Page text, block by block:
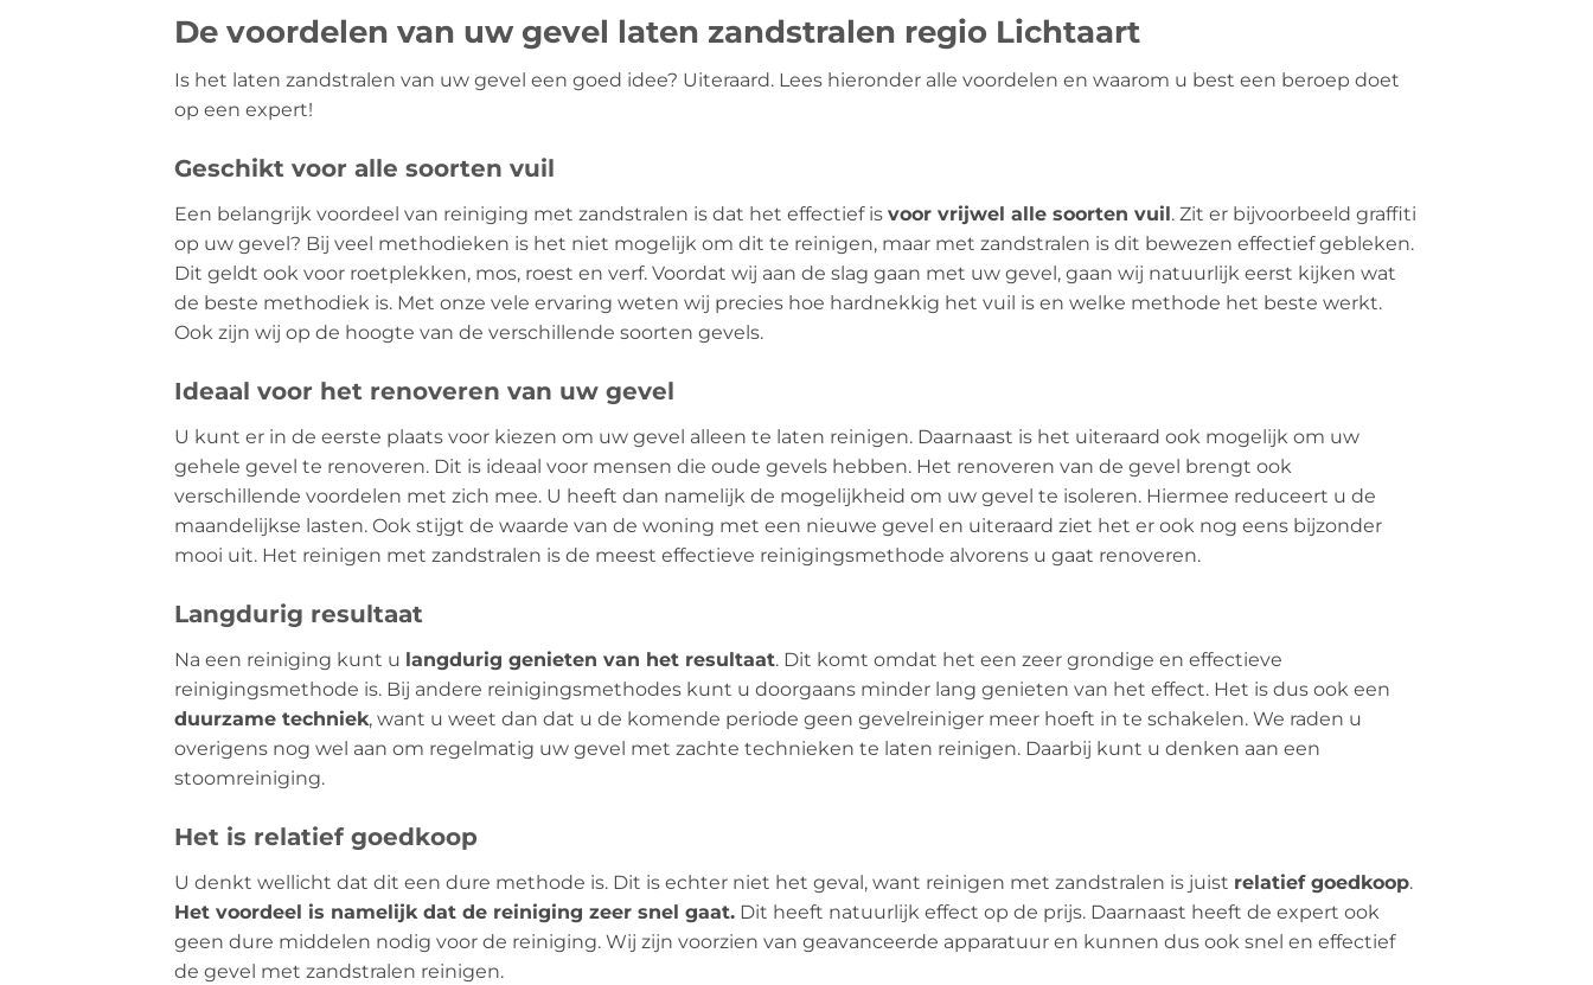
De voordelen van uw gevel laten zandstralen regio Lichtaart
Is het laten zandstralen van uw gevel een goed idee? Uiteraard. Lees hieronder alle voordelen en waarom u best een beroep doet
op een expert!
Geschikt voor alle soorten vuil
Een belangrijk voordeel van reiniging met zandstralen is dat het effectief is voor vrijwel alle soorten vuil. Zit er bijvoorbeeld graffiti
op uw gevel? Bij veel methodieken is het niet mogelijk om dit te reinigen, maar met zandstralen is dit bewezen effectief gebleken.
Dit geldt ook voor roetplekken, mos, roest en verf. Voordat wij aan de slag gaan met uw gevel, gaan wij natuurlijk eerst kijken wat
de beste methodiek is. Met onze vele ervaring weten wij precies hoe hardnekkig het vuil is en welke methode het beste werkt.
Ook zijn wij op de hoogte van de verschillende soorten gevels.
Ideaal voor het renoveren van uw gevel
U kunt er in de eerste plaats voor kiezen om uw gevel alleen te laten reinigen. Daarnaast is het uiteraard ook mogelijk om uw
gehele gevel te renoveren. Dit is ideaal voor mensen die oude gevels hebben. Het renoveren van de gevel brengt ook
verschillende voordelen met zich mee. U heeft dan namelijk de mogelijkheid om uw gevel te isoleren. Hiermee reduceert u de
maandelijkse lasten. Ook stijgt de waarde van de woning met een nieuwe gevel en uiteraard ziet het er ook nog eens bijzonder
mooi uit. Het reinigen met zandstralen is de meest effectieve reinigingsmethode alvorens u gaat renoveren.
Langdurig resultaat
Na een reiniging kunt u langdurig genieten van het resultaat. Dit komt omdat het een zeer grondige en effectieve
reinigingsmethode is. Bij andere reinigingsmethodes kunt u doorgaans minder lang genieten van het effect. Het is dus ook een
duurzame techniek, want u weet dan dat u de komende periode geen gevelreiniger meer hoeft in te schakelen. We raden u
overigens nog wel aan om regelmatig uw gevel met zachte technieken te laten reinigen. Daarbij kunt u denken aan een
stoomreiniging.
Het is relatief goedkoop
U denkt wellicht dat dit een dure methode is. Dit is echter niet het geval, want reinigen met zandstralen is juist relatief goedkoop.
Het voordeel is namelijk dat de reiniging zeer snel gaat. Dit heeft natuurlijk effect op de prijs. Daarnaast heeft de expert ook
geen dure middelen nodig voor de reiniging. Wij zijn voorzien van geavanceerde apparatuur en kunnen dus ook snel en effectief
de gevel met zandstralen reinigen.